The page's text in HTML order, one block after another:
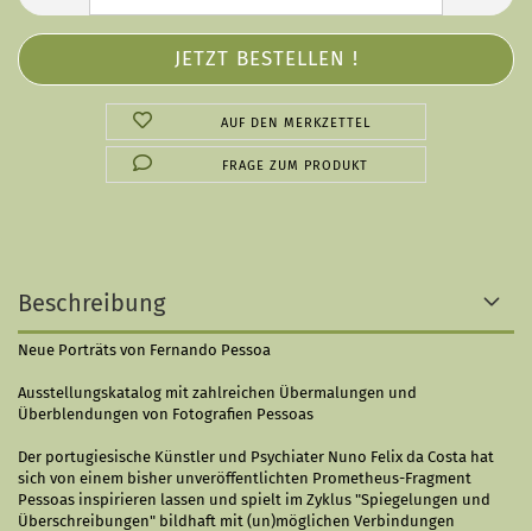
AUF DEN MERKZETTEL
FRAGE ZUM PRODUKT
Beschreibung
Neue Porträts von Fernando Pessoa
Ausstellungskatalog mit zahlreichen Übermalungen und
Überblendungen von Fotografien Pessoas
Der portugiesische Künstler und Psychiater Nuno Felix da Costa hat
sich von einem bisher unveröffentlichten Prometheus-Fragment
Pessoas inspirieren lassen und spielt im Zyklus "Spiegelungen und
Überschreibungen" bildhaft mit (un)möglichen Verbindungen